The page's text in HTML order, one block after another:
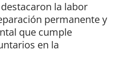
la labor
permanente y
que cumple
en la